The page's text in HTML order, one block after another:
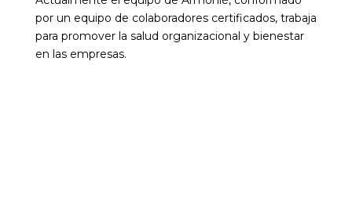
por un equipo de colaboradores certificados, trabaja
para promover la salud organizacional y bienestar
en las empresas.